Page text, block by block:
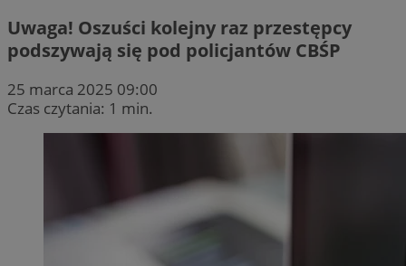
Uwaga! Oszuści kolejny raz przestępcy
podszywają się pod policjantów CBŚP
25 marca 2025 09:00
Czas czytania: 1 min.